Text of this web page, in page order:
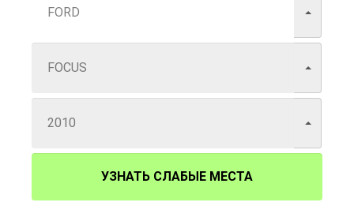
УЗНАТЬ СЛАБЫЕ МЕСТА